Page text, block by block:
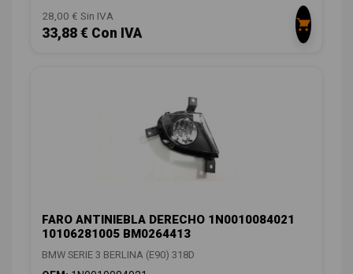
28,00 € Sin IVA
33,88 € Con IVA
FARO ANTINIEBLA DERECHO 1N0010084021
10106281005 BM0264413
BMW SERIE 3 BERLINA (E90) 318D